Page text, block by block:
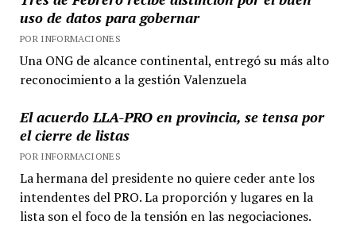
uso de datos para gobernar
POR INFORMACIONES
Una ONG de alcance continental, entregó su más alto
reconocimiento a la gestión Valenzuela
El acuerdo LLA-PRO en provincia, se tensa por
el cierre de listas
POR INFORMACIONES
La hermana del presidente no quiere ceder ante los
intendentes del PRO. La proporción y lugares en la
lista son el foco de la tensión en las negociaciones.